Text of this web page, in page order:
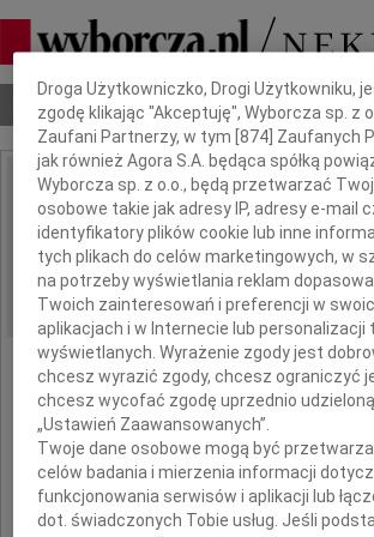
Nekrologi Odeszli Poradnik pogrzebowy
IMIĘ I NAZWISKO:
REGION: Częstochowa
DATA EMISJI: 03.01.2018
Z wielkim żalem
Dbamy o Twoją prywatność
Droga Użytkowniczko, Drogi Użytkowniku,
zgodę klikając "Akceptuję", Wyborcza sp. z
Zaufani Partnerzy, w tym [874 ] Zaufanych
jak również Agora S.A. będąca spółką
Wyborcza sp. z o.o., będą przetwarzać
osobowe takie jak adresy IP, adresy e-mail
identyfikatory plików cookie lub inne
tych plikach do celów marketingowych, w
na potrzeby wyświetlania reklam
Twoich zainteresowań i preferencji w
aplikacjach i w Internecie lub personalizacji
wyświetlanych. Wyrażenie zgody jest
chcesz wyrazić zgody, chcesz ograniczyć
chcesz wycofać zgodę uprzednio
„Ustawień Zaawansowanych”.
Twoje dane osobowe mogą być
celów badania i mierzenia informacji
funkcjonowania serwisów i aplikacji lub
dot. świadczonych Tobie usług. Jeśli